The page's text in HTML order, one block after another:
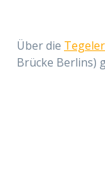
Über die
Brücke Berlins)